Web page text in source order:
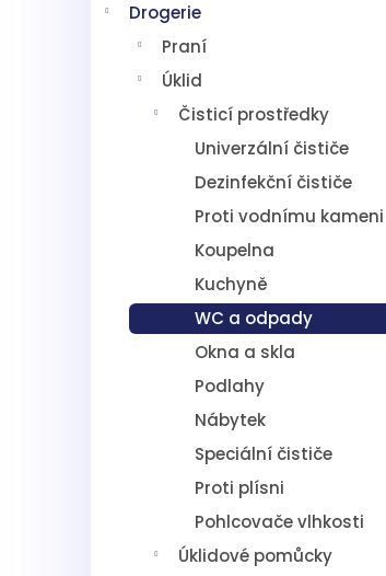
Drogerie
Praní
Úklid
Čisticí prostředky
Univerzální čističe
Dezinfekční čističe
Proti vodnímu kameni
Koupelna
Kuchyně
WC a odpady
Okna a skla
Podlahy
Nábytek
Speciální čističe
Proti plísni
Pohlcovače vlhkosti
Úklidové pomůcky